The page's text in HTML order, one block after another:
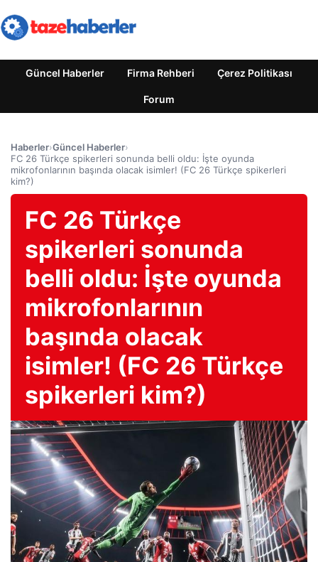
Güncel Haberler Firma Rehberi Çerez Politikası
Forum
Haberler›Güncel Haberler›
FC 26 Türkçe spikerleri sonunda belli oldu: İşte oyunda
mikrofonlarının başında olacak isimler! (FC 26 Türkçe spikerleri
kim?)
FC 26 Türkçe
spikerleri sonunda
belli oldu: İşte oyunda
mikrofonlarının
başında olacak
isimler! (FC 26 Türkçe
spikerleri kim?)